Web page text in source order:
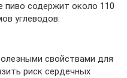
пиво содержит около 110
углеводов.
свойствами для
риск сердечных